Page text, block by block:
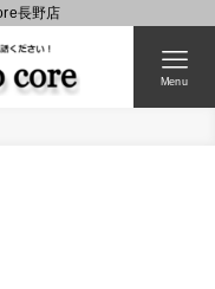
長野店
Menu